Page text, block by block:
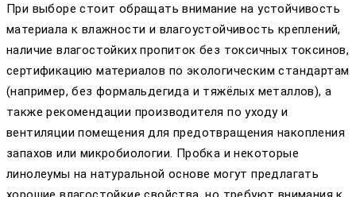
При выборе стоит обращать внимание на устойчивость
материала к влажности и влагоустойчивость креплений,
наличие влагостойких пропиток без токсичных токсинов,
сертификацию материалов по экологическим стандартам
(например, без формальдегида и тяжёлых металлов), а
также рекомендации производителя по уходу и
вентиляции помещения для предотвращения накопления
запахов или микробиологии. Пробка и некоторые
линолеумы на натуральной основе могут предлагать